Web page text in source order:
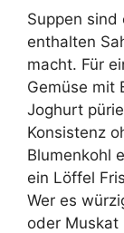
Suppen sind
enthalten
macht. Für
Gemüse mit
Joghurt
Konsistenz
Blumenkohl
ein Löffel
Wer es
oder Muskat